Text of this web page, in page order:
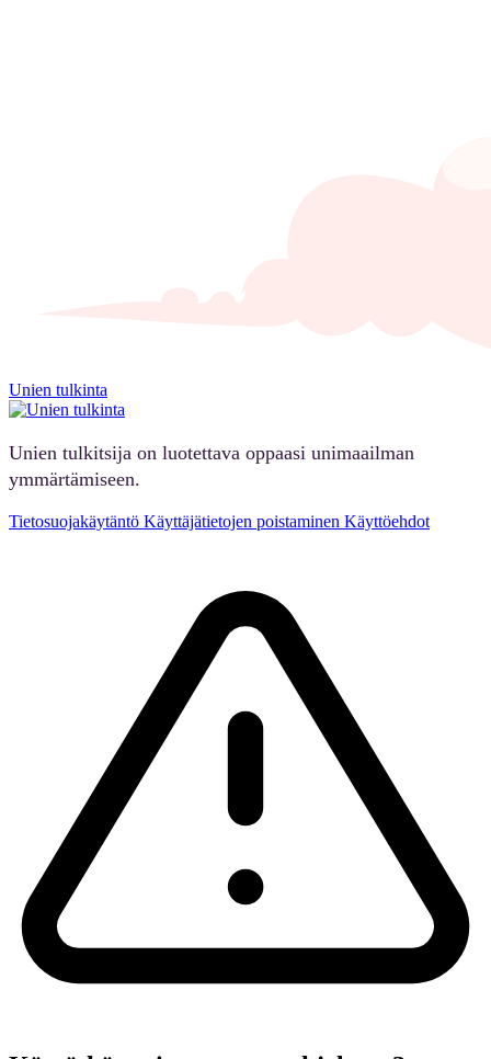
Unien tulkinta
Unien tulkitsija on luotettava oppaasi unimaailman
ymmärtämiseen.
Tietosuojakäytäntö Käyttäjätietojen poistaminen Käyttöehdot